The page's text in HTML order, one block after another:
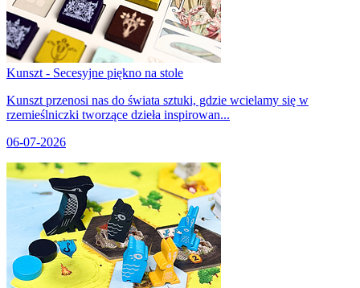
Kunszt - Secesyjne piękno na stole
Kunszt przenosi nas do świata sztuki, gdzie wcielamy się w
rzemieślniczki tworzące dzieła inspirowan...
06-07-2026